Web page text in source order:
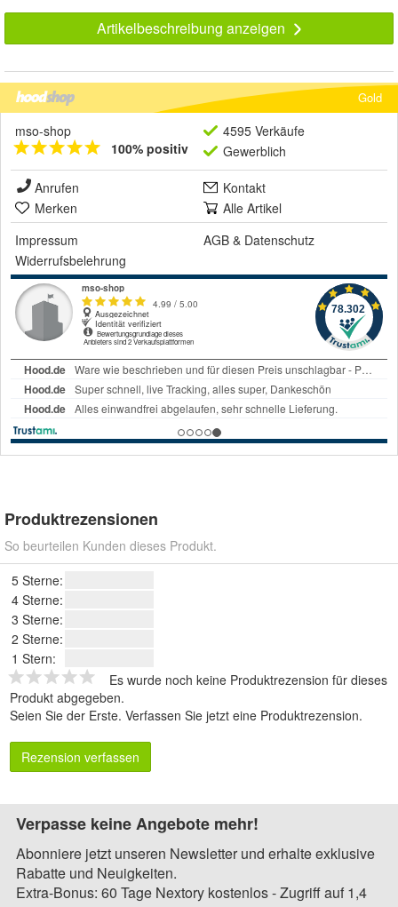
Artikelbeschreibung anzeigen
Gold
mso-shop
100% positiv
4595 Verkäufe
Gewerblich
Anrufen
Kontakt
Merken
Alle Artikel
Impressum
AGB & Datenschutz
Widerrufsbelehrung
Produktrezensionen
So beurteilen Kunden dieses Produkt.
5 Sterne:
4 Sterne:
3 Sterne:
2 Sterne:
1 Stern:
Es wurde noch keine Produktrezension für dieses
Produkt abgegeben.
Seien Sie der Erste. Verfassen Sie jetzt eine Produktrezension.
Rezension verfassen
Verpasse keine Angebote mehr!
Abonniere jetzt unseren Newsletter und erhalte exklusive
Rabatte und Neuigkeiten.
Extra-Bonus: 60 Tage Nextory kostenlos - Zugriff auf 1,4